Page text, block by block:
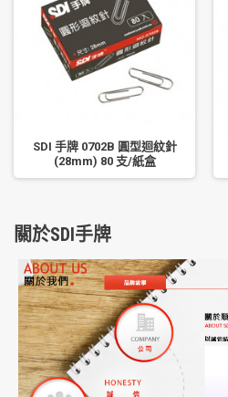
SDI 手牌 0702B 圓型迴紋針
(28mm) 80 支/紙盒
關於SDI手牌